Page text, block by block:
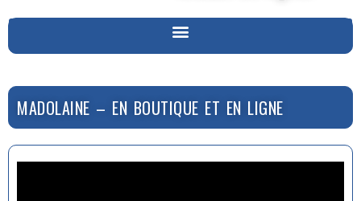
MADOLAINE – EN BOUTIQUE ET EN LIGNE